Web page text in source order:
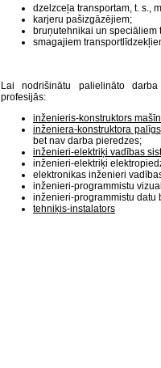
dzelzceļa transportam, t. s.,
karjeru pašizgāzējiem;
bruņutehnikai un speciāliem
smagajiem
Lai nodrišinātu palielināto
profesijās:
inženieris-konstruktors
inženiera-konstruktora palīgs
bet nav darba pieredzes;
inženieri-elektriķi vadības
inženieri-elektriķi
elektronikas inženieri
inženieri-programmistu
inženieri-programmistu datu
tehniķis-instalators